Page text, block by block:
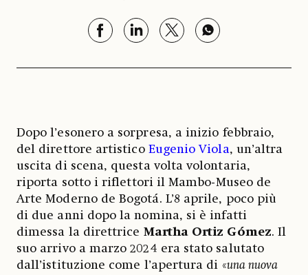
Dopo l’esonero a sorpresa, a inizio febbraio,
del direttore artistico Eugenio Viola, un’altra
uscita di scena, questa volta volontaria,
riporta sotto i riflettori il Mambo-Museo de
Arte Moderno de Bogotá. L’8 aprile, poco più
di due anni dopo la nomina, si è infatti
dimessa la direttrice Martha Ortiz Gómez. Il
suo arrivo a marzo 2024 era stato salutato
dall’istituzione come l’apertura di «una nuova